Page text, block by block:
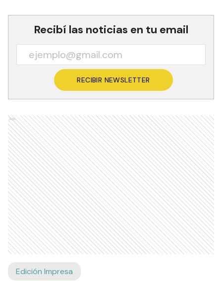
Recibí las noticias en tu email
RECIBIR NEWSLETTER
Ads
Edición Impresa